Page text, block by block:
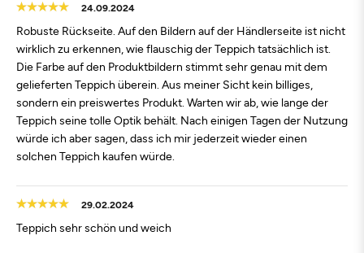
24.09.2024
Robuste Rückseite. Auf den Bildern auf der Händlerseite ist nicht
wirklich zu erkennen, wie flauschig der Teppich tatsächlich ist.
Die Farbe auf den Produktbildern stimmt sehr genau mit dem
gelieferten Teppich überein. Aus meiner Sicht kein billiges,
sondern ein preiswertes Produkt. Warten wir ab, wie lange der
Teppich seine tolle Optik behält. Nach einigen Tagen der Nutzung
würde ich aber sagen, dass ich mir jederzeit wieder einen
solchen Teppich kaufen würde.
29.02.2024
Teppich sehr schön und weich